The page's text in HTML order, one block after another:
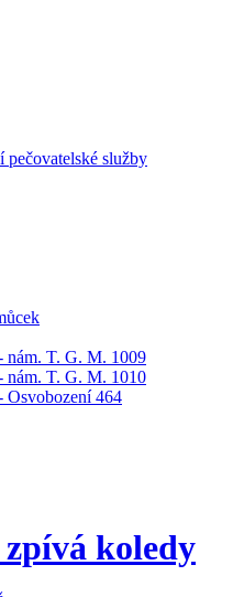
pečovatelské služby
nám. T. G. M. 1009
nám. T. G. M. 1010
Osvobození 464
koledy